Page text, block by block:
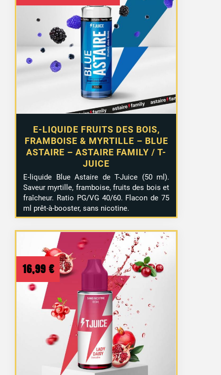
E-LIQUIDE FRUITS DES BOIS,
FRAMBOISE & MYRTILLE – BLUE
ASTAIRE – ASTAIRE FAMILY / T-
JUICE
prix
initial
était :
15,99 €.
prix
actuel
est :
13,99 €.
E-liquide Blue Astaire de T-Juice (50 ml).
Saveur myrtille, framboise, fruits des bois et
fraîcheur. Ratio PG/VG 40/60. Flacon de 75
ml prêt-à-booster, sans nicotine.
16,99 €